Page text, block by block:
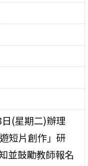
(星期二)辦理
短片創作」研
並鼓勵教師報名